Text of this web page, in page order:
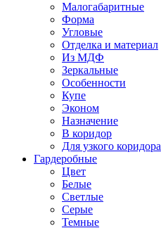
Малогабаритные
Форма
Угловые
Отделка и материал
Из МДФ
Зеркальные
Особенности
Купе
Эконом
Назначение
В коридор
Для узкого коридора
Гардеробные
Цвет
Белые
Светлые
Серые
Темные